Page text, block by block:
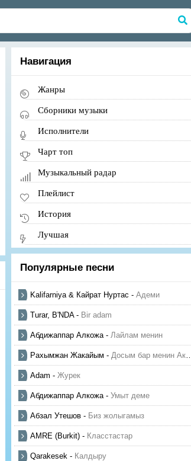
Навигация
Жанры
Сборники музыки
Исполнители
Чарт топ
Музыкальный радар
Плейлист
История
Лучшая
Популярные песни
Kalifarniya & Кайрат Нуртас - Адеми
Turar, B'NDA- Bir adam
Абдижаппар Алкожа- Лайлам менин
Рахымжан Жакайым - Досым бар менин Актауда
Adam - Журек
Абдижаппар Алкожа- Умыт деме
Абзал Утешов - Биз жолыгамыз
AMRE (Burkit) - Класстастар
Qarakesek - Калдыру